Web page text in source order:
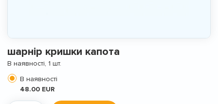
шарнір кришки капота
В наявності, 1 шт.
В наявності
48.00 EUR